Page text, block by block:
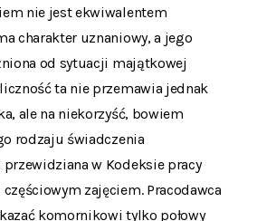
nie jest ekwiwalentem
charakter uznaniowy, a jego
od sytuacji majątkowej
ta nie przemawia jednak
ale na niekorzyść, bowiem
rodzaju świadczenia
w Kodeksie pracy
zajęciem. Pracodawca
komornikowi tylko połowy